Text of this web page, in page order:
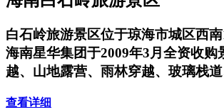
白石岭旅游景区位于琼海市城区西
海南星华集团于2009年3月全资收
越、山地露营、雨林穿越、玻璃栈
查看详细